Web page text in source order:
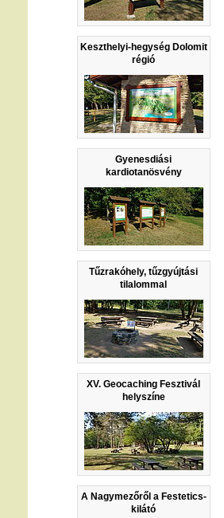
Keszthelyi-hegység Dolomit
régió
Gyenesdiási
kardiotanösvény
Tűzrakóhely, tűzgyújtási
tilalommal
XV. Geocaching Fesztivál
helyszíne
A Nagymezőről a Festetics-
kilátó